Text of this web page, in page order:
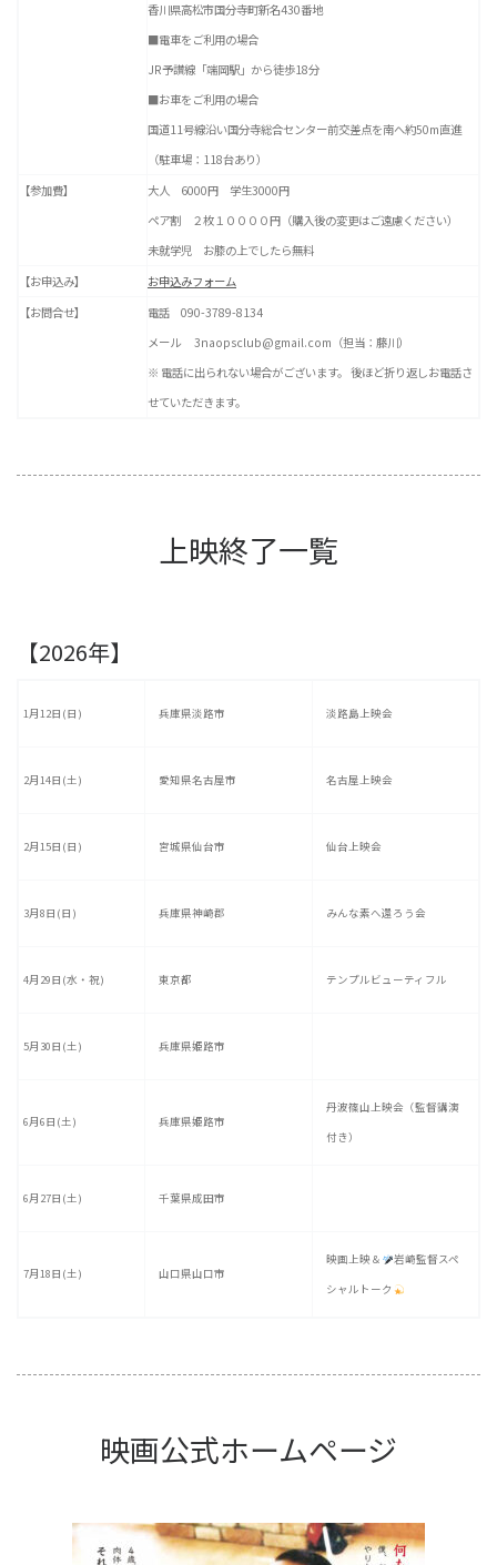
香川県高松市国分寺町新名430番地
■電車をご利用の場合
JR予讃線「端岡駅」から徒歩18分
■お車をご利用の場合
国道11号線沿い国分寺総合センター前交差点を南へ約50m直進
（駐車場：118台あり）
【参加費】
大人 6000円 学生3000円
ペア割 ２枚１００００円（購入後の変更はご遠慮ください）
未就学児 お膝の上でしたら無料
【お申込み】
お申込みフォーム
【お問合せ】
電話 090-3789-8134
メール 3naopsclub@gmail.com（担当：藤川）
※ 電話に出られない場合がございます。 後ほど折り返しお電話さ
せていただきます。
上映終了一覧
【2026年】
1月12日(日) 兵庫県淡路市 淡路島上映会
2月14日(土) 愛知県名古屋市 名古屋上映会
2月15日(日) 宮城県仙台市 仙台上映会
3月8日(日) 兵庫県神崎郡 みんな素へ還ろう会
4月29日(水・祝) 東京都 テンプルビューティフル
5月30日(土) 兵庫県姫路市
6月6日(土) 兵庫県姫路市
丹波篠山上映会（監督講演
付き）
6月27日(土) 千葉県成田市
7月18日(土) 山口県山口市
映画上映＆
岩崎監督スペ
シャルトーク
映画公式ホームページ